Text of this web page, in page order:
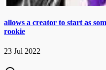
allows a creator to start as
rookie
23 Jul 2022